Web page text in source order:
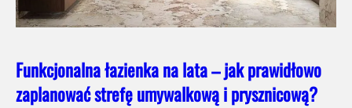
Funkcjonalna łazienka na lata – jak prawidłowo
zaplanować strefę umywalkową i prysznicową?